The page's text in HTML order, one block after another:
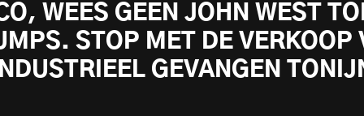
WEES GEEN JOHN WEST
STOP MET DE VERKOOP
INDUSTRIEEL GEVANGEN